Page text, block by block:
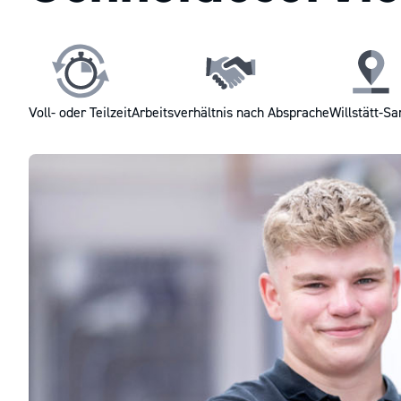
Voll- oder TeilzeitArbeitsverhältnis nach AbspracheWillstätt-